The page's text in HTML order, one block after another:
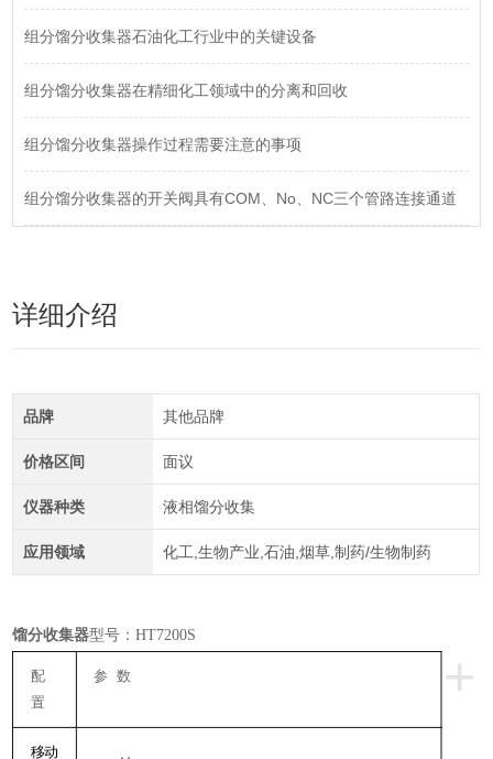
组分馏分收集器石油化工行业中的关键设备
组分馏分收集器在精细化工领域中的分离和回收
组分馏分收集器操作过程需要注意的事项
组分馏分收集器的开关阀具有COM、No、NC三个管路连接通道
详细介绍
品牌 其他品牌
价格区间 面议
仪器种类 液相馏分收集
应用领域 化工,生物产业,石油,烟草,制药/生物制药
馏分收集器型号：HT7200S
+
配
置
参 数
移动